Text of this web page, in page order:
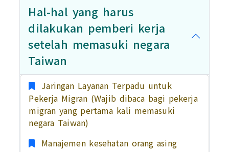
Hal-hal yang harus
dilakukan pemberi kerja
setelah memasuki negara
Taiwan
Jaringan Layanan Terpadu untuk
Pekerja Migran (Wajib dibaca bagi pekerja
migran yang pertama kali memasuki
negara Taiwan)
Manajemen kesehatan orang asing